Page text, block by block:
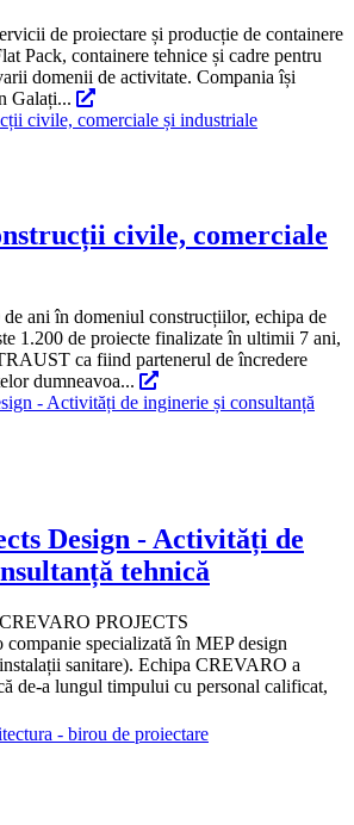
de proiectare și producție de containere
Pack, containere tehnice și cadre pentru
domenii de activitate. Compania își
Galați...
civile, comerciale
de ani în domeniul construcțiilor, echipa de
1.200 de proiecte finalizate în ultimii 7 ani,
ca fiind partenerul de încredere
dumneavoa...
Design - Activități de
tehnică
PROJECTS
specializată în MEP design
sanitare). Echipa CREVARO a
de-a lungul timpului cu personal calificat,